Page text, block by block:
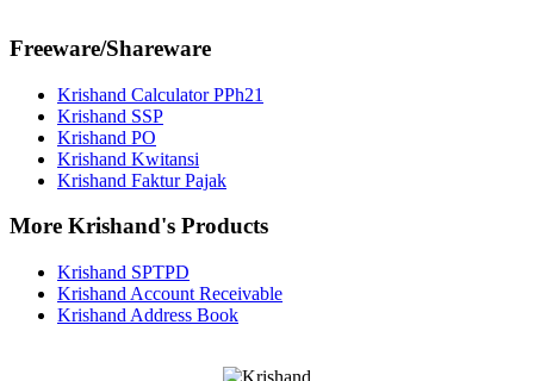
Freeware/Shareware
Krishand Calculator PPh21
Krishand SSP
Krishand PO
Krishand Kwitansi
Krishand Faktur Pajak
More Krishand's Products
Krishand SPTPD
Krishand Account Receivable
Krishand Address Book